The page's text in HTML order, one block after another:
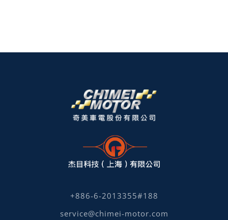
+886-6-2013355#188
service@chimei-motor.com